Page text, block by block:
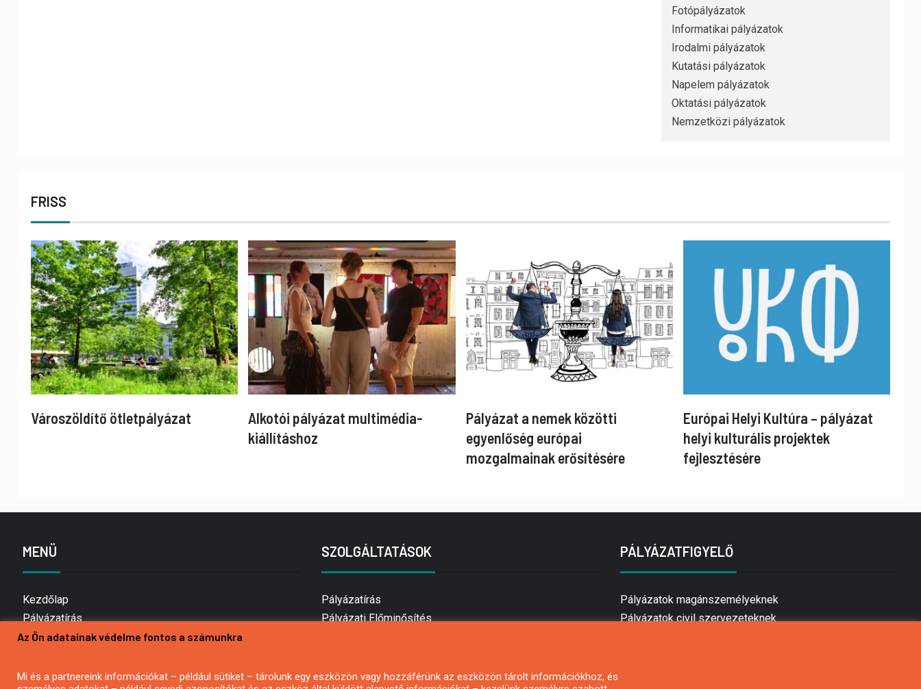
Fotópályázatok
Informatikai pályázatok
Irodalmi pályázatok
Kutatási pályázatok
Napelem pályázatok
Oktatási pályázatok
Nemzetközi pályázatok
FRISS
Városzöldítő ötletpályázat
Alkotói pályázat multimédia-
kiállításhoz
Pályázat a nemek közötti
egyenlőség európai
mozgalmainak erősítésére
Európai Helyi Kultúra – pályázat
helyi kulturális projektek
fejlesztésére
MENÜ
Kezdőlap
Pályázatírás
Bemutatkozás
Hírlevél feliratkozás
SZOLGÁLTATÁSOK
Pályázatírás
Pályázati Előminősítés
Mezőgazdasági pályázatírás
PÁLYÁZATFIGYELŐ
Pályázatok magánszemélyeknek
Pályázatok civil szervezeteknek
Az Ön adatainak védelme fontos a számunkra
Mi és a partnereink információkat – például sütiket – tárolunk egy eszközön vagy hozzáférünk az eszközön tárolt információkhoz, és